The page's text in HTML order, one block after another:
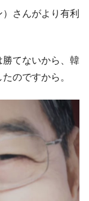
して良くない。
ばつ
！ 日米の協調
助金を全廃 ⇒ 実
対前年同期比
さんがより有利
てないから、韓
のですから。